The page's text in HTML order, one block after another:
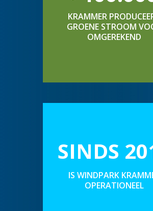
KRAMMER
GROENE STROOM
OMGEREKEND
SINDS
IS WINDPARK
OPERATIONEEL